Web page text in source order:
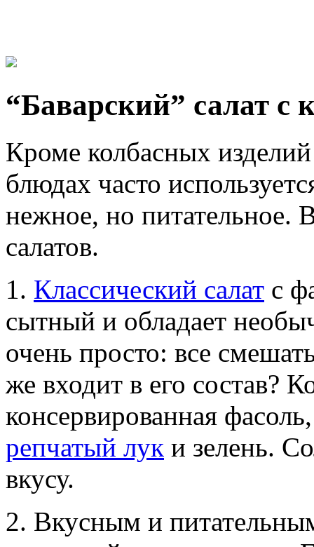
“Баварский” салат с
Кроме колбасных
блюдах часто
нежное, но питательное.
салатов.
1. Классический салат с
сытный и обладает
очень просто: все
же входит в его состав?
консервированная
репчатый лук и зелень.
вкусу.
2. Вкусным и